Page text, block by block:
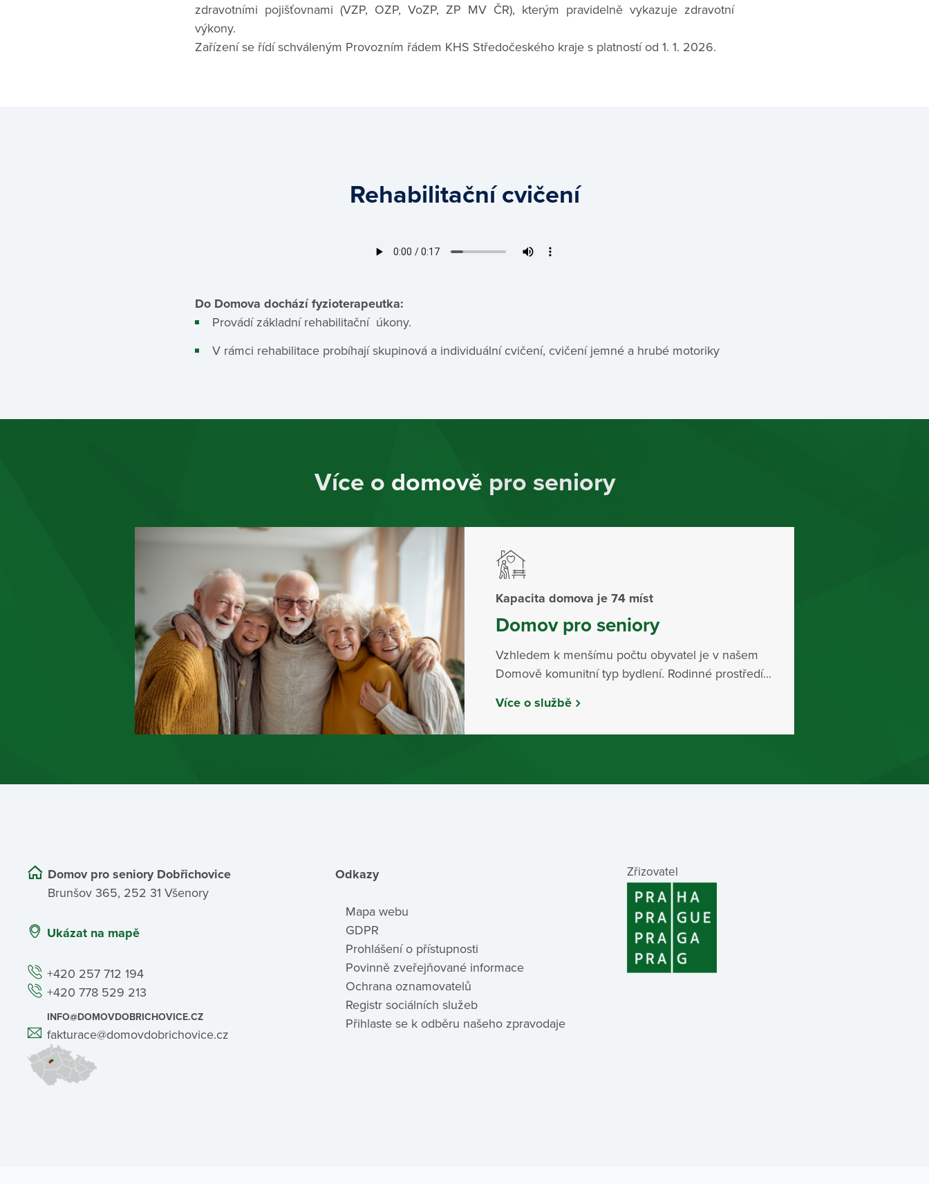
zdravotními pojišťovnami (VZP, OZP, VoZP, ZP MV ČR), kterým pravidelně vykazuje zdravotní
výkony.
Zařízení se řídí schváleným Provozním řádem KHS Středočeského kraje s platností od 1. 1. 2026.
Rehabilitační cvičení
Do Domova dochází fyzioterapeutka:
Provádí základní rehabilitační úkony.
V rámci rehabilitace probíhají skupinová a individuální cvičení, cvičení jemné a hrubé motoriky
Více o domově pro seniory
Kapacita domova je 74 míst
Domov pro seniory
Vzhledem k menšímu počtu obyvatel je v našem
Domově komunitní typ bydlení. Rodinné prostředí...
Více o službě
Domov pro seniory Dobřichovice
Brunšov 365, 252 31 Všenory
Ukázat na mapě
+420 257 712 194
+420 778 529 213
INFO@DOMOVDOBRICHOVICE.CZ
fakturace@domovdobrichovice.cz
Odkazy
Mapa webu
GDPR
Prohlášení o přístupnosti
Povinně zveřejňované informace
Ochrana oznamovatelů
Registr sociálních služeb
Přihlaste se k odběru našeho zpravodaje
Zřizovatel